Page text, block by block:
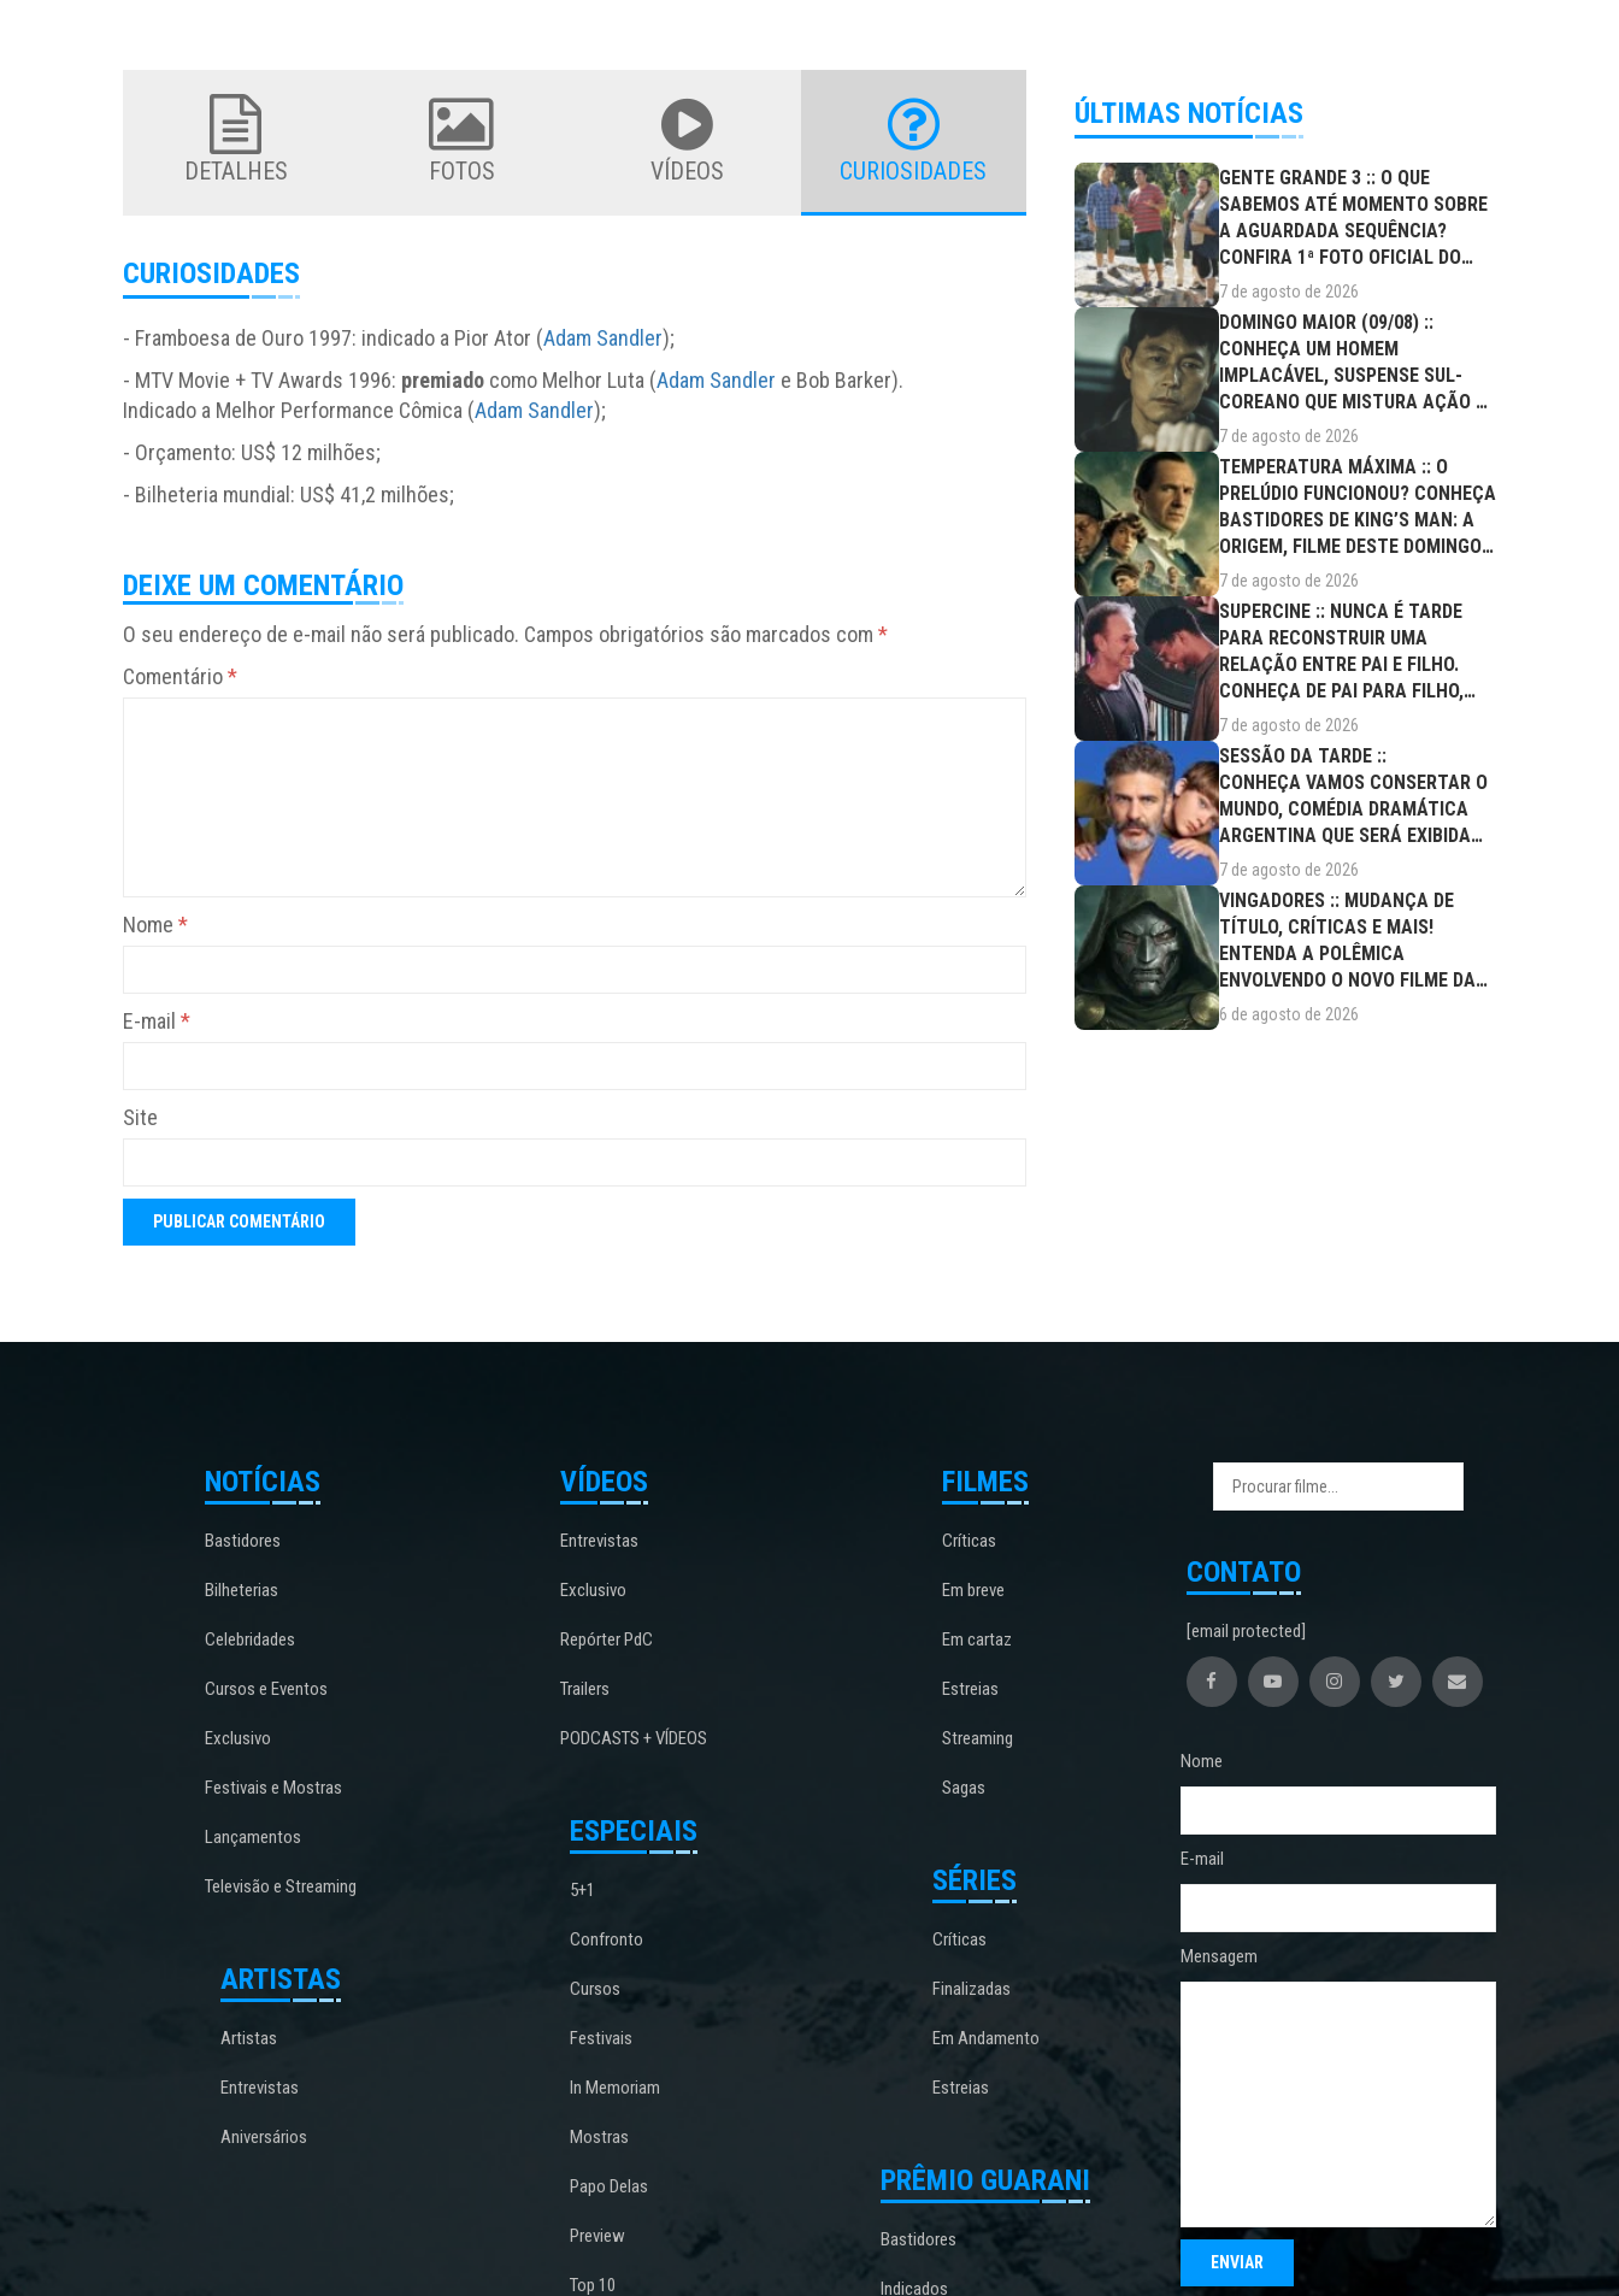
DETALHES FOTOS VÍDEOS CURIOSIDADES
CURIOSIDADES
- Framboesa de Ouro 1997: indicado a Pior Ator (Adam Sandler);
- MTV Movie + TV Awards 1996: premiado como Melhor Luta (Adam Sandler e Bob Barker).
Indicado a Melhor Performance Cômica (Adam Sandler);
- Orçamento: US$ 12 milhões;
- Bilheteria mundial: US$ 41,2 milhões;
DEIXE UM COMENTÁRIO
O seu endereço de e-mail não será publicado. Campos obrigatórios são marcados com *
Comentário*
Nome *
E-mail *
Site
ÚLTIMAS NOTÍCIAS
GENTE GRANDE 3 :: O QUE
SABEMOS ATÉ MOMENTO SOBRE
A AGUARDADA SEQUÊNCIA?
CONFIRA 1ª FOTO OFICIAL DO
ELENCO!
7 de agosto de 2026
DOMINGO MAIOR (09/08) ::
CONHEÇA UM HOMEM
IMPLACÁVEL, SUSPENSE SUL-
COREANO QUE MISTURA AÇÃO E
DRAMA FAMILIAR
7 de agosto de 2026
TEMPERATURA MÁXIMA :: O
PRELÚDIO FUNCIONOU? CONHEÇA
BASTIDORES DE KING’S MAN: A
ORIGEM, FILME DESTE DOMINGO
(09/08)
7 de agosto de 2026
SUPERCINE :: NUNCA É TARDE
PARA RECONSTRUIR UMA
RELAÇÃO ENTRE PAI E FILHO.
CONHEÇA DE PAI PARA FILHO,
FILME DESTE...
7 de agosto de 2026
SESSÃO DA TARDE ::
CONHEÇA VAMOS CONSERTAR O
MUNDO, COMÉDIA DRAMÁTICA
ARGENTINA QUE SERÁ EXIBIDA
NESTA SEXTA (07/08)
7 de agosto de 2026
VINGADORES :: MUDANÇA DE
TÍTULO, CRÍTICAS E MAIS!
ENTENDA A POLÊMICA
ENVOLVENDO O NOVO FILME DA
MARVEL
6 de agosto de 2026
NOTÍCIAS
Bastidores
Bilheterias
Celebridades
Cursos e Eventos
Exclusivo
Festivais e Mostras
Lançamentos
Televisão e Streaming
ARTISTAS
Artistas
Entrevistas
Aniversários
VÍDEOS
Entrevistas
Exclusivo
Repórter PdC
Trailers
PODCASTS + VÍDEOS
ESPECIAIS
5+1
Confronto
Cursos
Festivais
In Memoriam
Mostras
Papo Delas
Preview
Top 10
FILMES
Críticas
Em breve
Em cartaz
Estreias
Streaming
Sagas
SÉRIES
Críticas
Finalizadas
Em Andamento
Estreias
PRÊMIO GUARANI
Bastidores
Indicados
CONTATO
[email protected]
Nome
E-mail
Mensagem